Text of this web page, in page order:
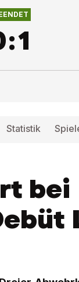
:1
Statistik
bei